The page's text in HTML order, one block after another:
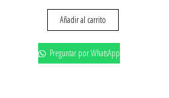
Añadir al carrito
Preguntar por WhatsApp